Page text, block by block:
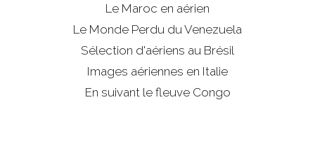
Le Maroc en aérien
Le Monde Perdu du Venezuela
Sélection d'aériens au Brésil
Images aériennes en Italie
En suivant le fleuve Congo